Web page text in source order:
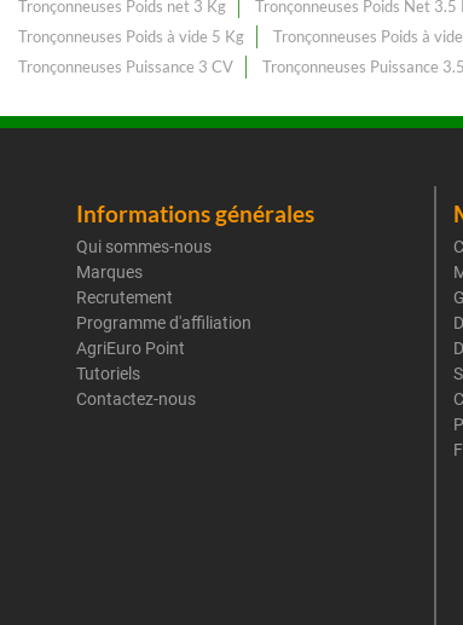
Tronçonneuses Poids net 3 Kg
Tronçonneuses Poids Net 3.5
Tronçonneuses Poids à vide 5 Kg
Tronçonneuses Poids à
Tronçonneuses Puissance 3 CV
Tronçonneuses Puissance
Informations générales
Qui sommes-nous
Marques
Recrutement
Programme d'affiliation
AgriEuro Point
Tutoriels
Contactez-nous